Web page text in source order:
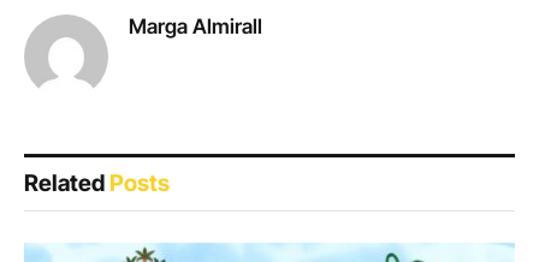
Marga Almirall
RelatedPosts